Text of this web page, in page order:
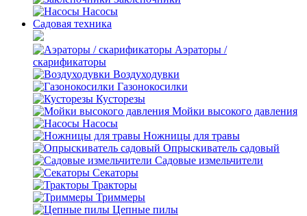
Насосы
Садовая техника
Аэраторы /
скарификаторы
Воздуходувки
Газонокосилки
Кусторезы
Мойки высокого давления
Насосы
Ножницы для травы
Опрыскиватель садовый
Садовые измельчители
Секаторы
Тракторы
Триммеры
Цепные пилы